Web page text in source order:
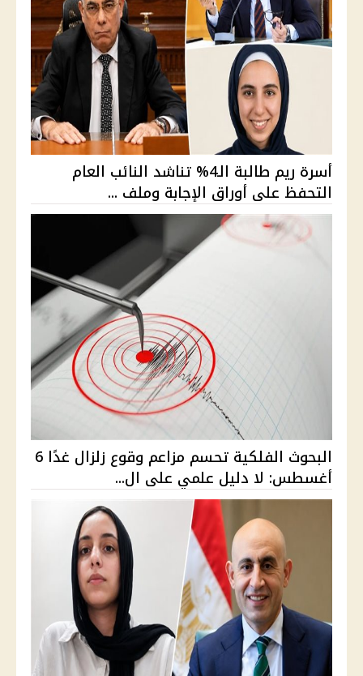
أسرة ريم طالبة الـ4% تناشد النائب العام
التحفظ على أوراق الإجابة وملف ...
البحوث الفلكية تحسم مزاعم وقوع زلزال غدًا 6
أغسطس: لا دليل علمي على ال...